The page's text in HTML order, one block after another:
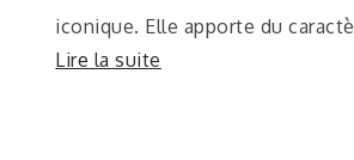
iconique. Elle apporte du
Lire la suite